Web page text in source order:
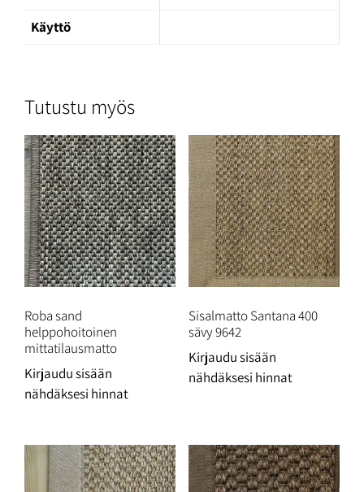
Käyttö
Tutustu myös
Roba sand
helppohoitoinen
mittatilausmatto
Kirjaudu sisään
nähdäksesi hinnat
Sisalmatto Santana 400
sävy 9642
Kirjaudu sisään
nähdäksesi hinnat